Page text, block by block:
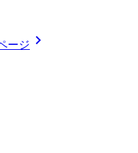
ージ 